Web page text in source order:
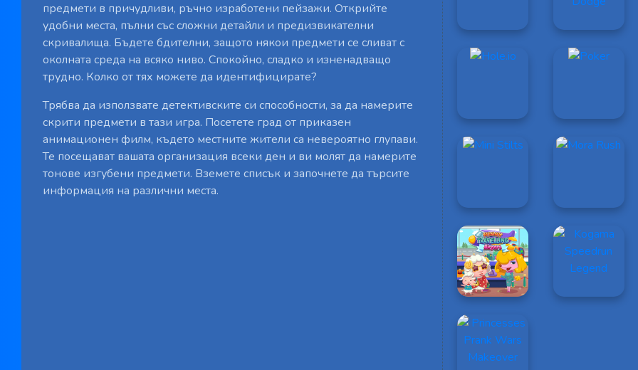
предмети в причудливи, ръчно изработени пейзажи. Открийте
удобни места, пълни със сложни детайли и предизвикателни
скривалища. Бъдете бдителни, защото някои предмети се сливат с
околната среда на всяко ниво. Спокойно, сладко и изненадващо
трудно. Колко от тях можете да идентифицирате?
Трябва да използвате детективските си способности, за да намерите
скрити предмети в тази игра. Посетете град от приказен
анимационен филм, където местните жители са невероятно глупави.
Те посещават вашата организация всеки ден и ви молят да намерите
тонове изгубени предмети. Вземете списък и започнете да търсите
информация на различни места.